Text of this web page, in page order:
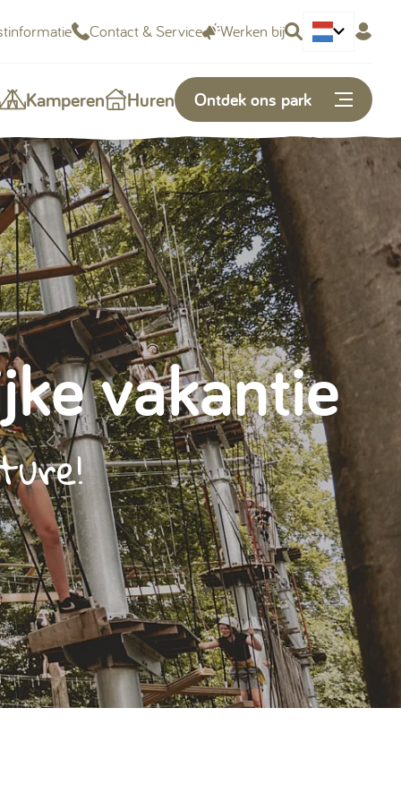
Contact & Service Werken bij Deutsch
Kamperen Huren Ontdek ons park
Of snel naar...
Plattegrond
Openingstijden
Vacatures
Kunnen we je helpen?
Contact & Veelgestelde vragen
Volg ons op social media
vakantie